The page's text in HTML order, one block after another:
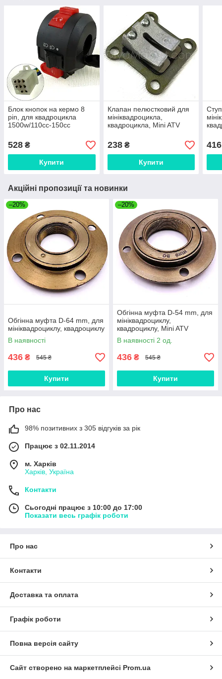
Блок кнопок на кермо 8
pin, для квадроцикла
1500w/110сс-150сс
528 ₴
Купити
Клапан пелюстковий для
мініквадроцикла,
квадроцикла, Mini ATV
238₴
Купити
416
Акційні пропозиції та новинки
–20%
Обгінна муфта D-64 mm, для
мініквадроциклу, квадроциклу
В наявності
436 ₴ 545 ₴
Купити
–20%
Обгінна муфта D-54 mm, для
мініквадроциклу,
квадроциклу, Mini ATV
В наявності 2 од.
436 ₴ 545 ₴
Купити
Про нас
98% позитивних з 305 відгуків за рік
Працює з 02.11.2014
м. Харків
Харків, Україна
Контакти
Сьогодні працює з 10:00 до 17:00
Показати весь графік роботи
Про нас
Контакти
Доставка та оплата
Графік роботи
Повна версія сайту
Сайт створено на маркетплейсі Prom.ua